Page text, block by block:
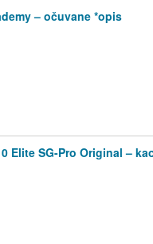
– očuvane *opis
Elite SG-Pro Original –